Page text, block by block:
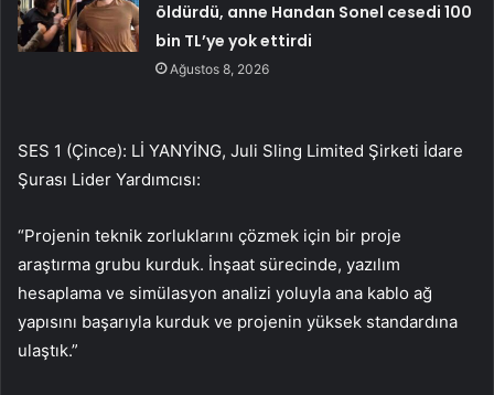
öldürdü, anne Handan Sonel cesedi 100
bin TL’ye yok ettirdi
Ağustos 8, 2026
SES 1 (Çince): Lİ YANYİNG, Juli Sling Limited Şirketi İdare
Şurası Lider Yardımcısı:
“Projenin teknik zorluklarını çözmek için bir proje
araştırma grubu kurduk. İnşaat sürecinde, yazılım
hesaplama ve simülasyon analizi yoluyla ana kablo ağ
yapısını başarıyla kurduk ve projenin yüksek standardına
ulaştık.”